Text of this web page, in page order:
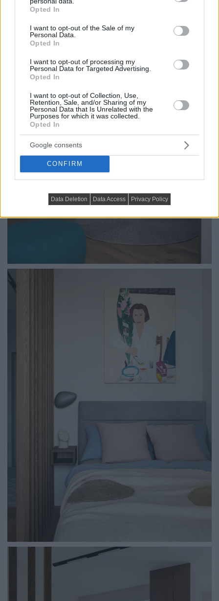
grant or deny consent to Google and its third-party tags to
use your data for below specified purposes in below Google
consent section.
Opted In
I want to opt-out of the Sale of my
Personal Data.
Opted In
I want to opt-out of processing my
Personal Data for Targeted Advertising.
Opted In
I want to opt-out of Collection, Use,
Retention, Sale, and/or Sharing of my
Personal Data that Is Unrelated with the
Purposes for which it was collected.
Opted In
Google consents
CONFIRM
Data Deletion Data Access Privacy Policy